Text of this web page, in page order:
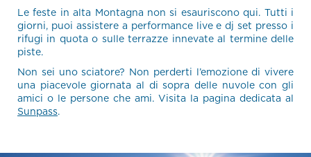
Le feste in alta Montagna non si esauriscono qui. Tutti i
giorni, puoi assistere a performance live e dj set presso i
rifugi in quota o sulle terrazze innevate al termine delle
piste.
Non sei uno sciatore? Non perderti l’emozione di vivere
una piacevole giornata al di sopra delle nuvole con gli
amici o le persone che ami. Visita la pagina dedicata al
Sunpass.